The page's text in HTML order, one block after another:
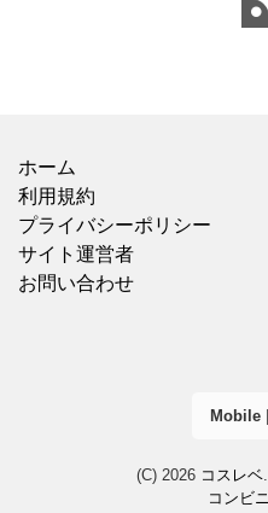
ホーム
利用規約
プライバシーポリシー
サイト運営者
お問い合わせ
Mobile|
(C) 2026 コスレベ
コンビ